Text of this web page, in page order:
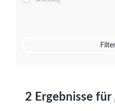
Mato von Vogelstein
2 Ergebnisse für